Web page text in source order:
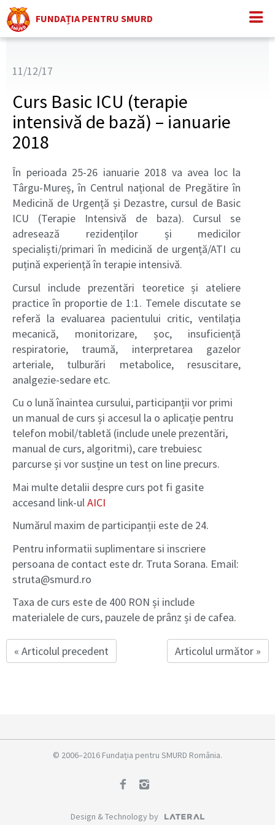
FUNDAȚIA PENTRU SMURD
11/12/17
Curs Basic ICU (terapie
intensivă de bază) – ianuarie
2018
În perioada 25-26 ianuarie 2018 va avea loc la
Târgu-Mureș, în Centrul național de Pregătire în
Medicină de Urgență și Dezastre, cursul de Basic
ICU (Terapie Intensivă de baza). Cursul se
adresează rezidenților și medicilor
specialiști/primari în medicină de urgență/ATI cu
puțină experiență în terapie intensivă.
Cursul include prezentări teoretice și ateliere
practice în proportie de 1:1. Temele discutate se
referă la evaluarea pacientului critic, ventilația
mecanică, monitorizare, șoc, insuficiență
respiratorie, traumă, interpretarea gazelor
arteriale, tulburări metabolice, resuscitare,
analgezie-sedare etc.
Cu o lună înaintea cursului, participanții vor primi
un manual de curs și accesul la o aplicație pentru
telefon mobil/tabletă (include unele prezentări,
manual de curs, algoritmi), care trebuiesc
parcurse și vor susține un test on line precurs.
Mai multe detalii despre curs pot fi gasite
accesand link-ul AICI
Numărul maxim de participanții este de 24.
Pentru informatii suplimentare si inscriere
persoana de contact este dr. Truta Sorana. Email:
struta@smurd.ro
Taxa de curs este de 400 RON și include
materialele de curs, pauzele de prânz și de cafea.
« Articolul precedent Articolul următor »
© 2006–2016 Fundația pentru SMURD România.
Design & Technology by